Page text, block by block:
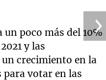
un poco más del 10%
y las
crecimiento en la
para votar en las